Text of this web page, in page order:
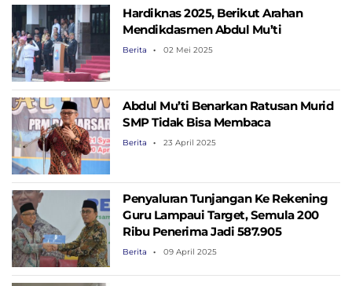
Hardiknas 2025, Berikut Arahan
Mendikdasmen Abdul Mu’ti
Berita 02 Mei 2025
Abdul Mu’ti Benarkan Ratusan Murid
SMP Tidak Bisa Membaca
Berita 23 April 2025
Penyaluran Tunjangan Ke Rekening
Guru Lampaui Target, Semula 200
Ribu Penerima Jadi 587.905
Berita 09 April 2025